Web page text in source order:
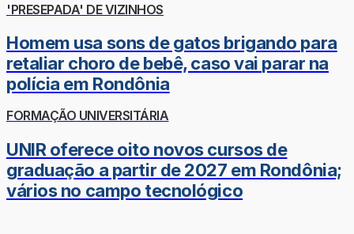
'PRESEPADA' DE VIZINHOS
Homem usa sons de gatos brigando para
retaliar choro de bebê, caso vai parar na
polícia em Rondônia
FORMAÇÃO UNIVERSITÁRIA
UNIR oferece oito novos cursos de
graduação a partir de 2027 em Rondônia;
vários no campo tecnológico